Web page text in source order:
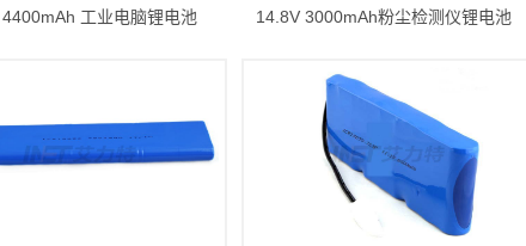
工业电脑锂电池 14.8V 3000mAh粉尘检测仪锂电池